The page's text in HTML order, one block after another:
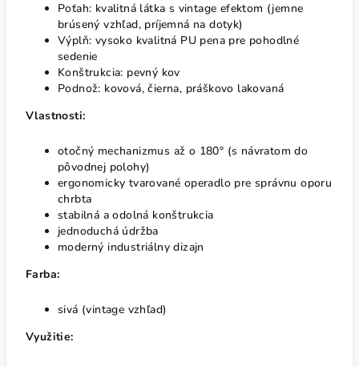
Poťah: kvalitná látka s vintage efektom (jemne
brúsený vzhľad, príjemná na dotyk)
Výplň: vysoko kvalitná PU pena pre pohodlné
sedenie
Konštrukcia: pevný kov
Podnož: kovová, čierna, práškovo lakovaná
Vlastnosti:
otočný mechanizmus až o 180° (s návratom do
pôvodnej polohy)
ergonomicky tvarované operadlo pre správnu oporu
chrbta
stabilná a odolná konštrukcia
jednoduchá údržba
moderný industriálny dizajn
Farba:
sivá (vintage vzhľad)
Využitie: